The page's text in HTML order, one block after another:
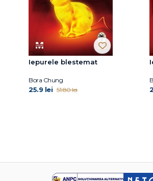
Iepurele blestemat
Bora Chung
25.9 lei 51.80 lei